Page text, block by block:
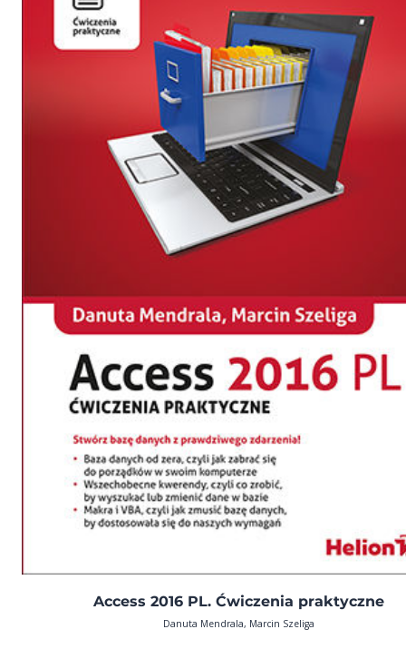
Access 2016 PL. Ćwiczenia praktyczne
Danuta Mendrala, Marcin Szeliga